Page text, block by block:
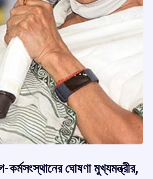
কর্মসংস্থানের ঘোষণা মুখ্যমন্ত্রীর,